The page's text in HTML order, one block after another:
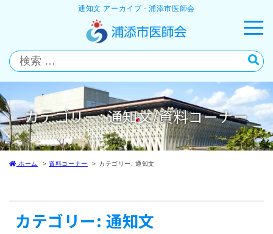
通知文 アーカイブ - 浦添市医師会
カテゴリー:通知文/資料コーナー
ホーム 資料コーナー カテゴリー:通知文
カテゴリー:通知文